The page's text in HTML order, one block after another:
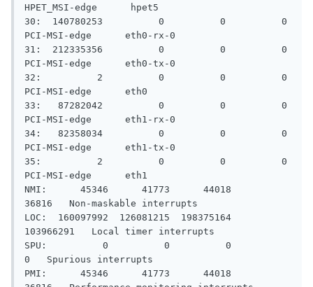
HPET_MSI-edge      hpet5
30:  140780253          0          0          0
PCI-MSI-edge      eth0-rx-0
31:  212335356          0          0          0
PCI-MSI-edge      eth0-tx-0
32:          2          0          0          0
PCI-MSI-edge      eth0
33:   87282042          0          0          0
PCI-MSI-edge      eth1-rx-0
34:   82358034          0          0          0
PCI-MSI-edge      eth1-tx-0
35:          2          0          0          0
PCI-MSI-edge      eth1
NMI:      45346      41773      44018
36816   Non-maskable interrupts
LOC:  160097992  126081215  198375164
103966291   Local timer interrupts
SPU:          0          0          0
0   Spurious interrupts
PMI:      45346      41773      44018